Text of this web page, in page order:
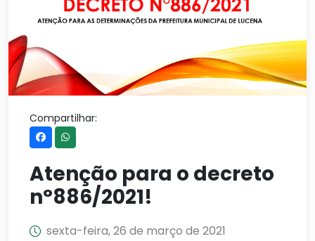
Compartilhar:
Atenção para o decreto
n°886/2021!
sexta-feira, 26 de março de 2021